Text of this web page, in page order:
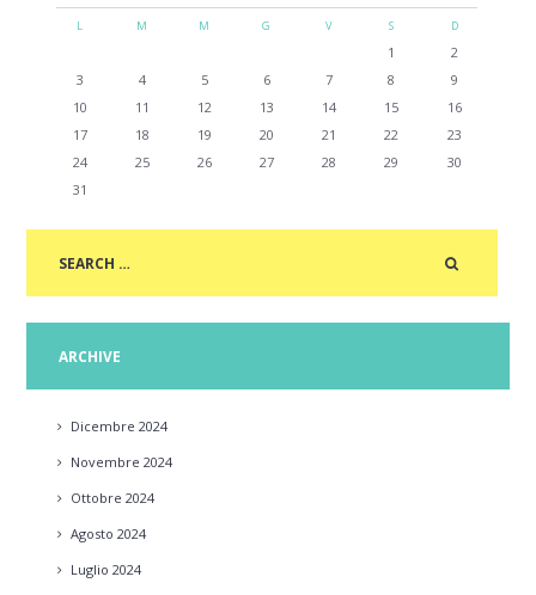
L M M G V S D
1
2
3
4 5 6 7 8
9
10
11 12 13 14 15
16
17
18 19 20 21 22
23
24
25 26 27 28 29
30
31
ARCHIVE
Dicembre 2024
Novembre 2024
Ottobre 2024
Agosto 2024
Luglio 2024